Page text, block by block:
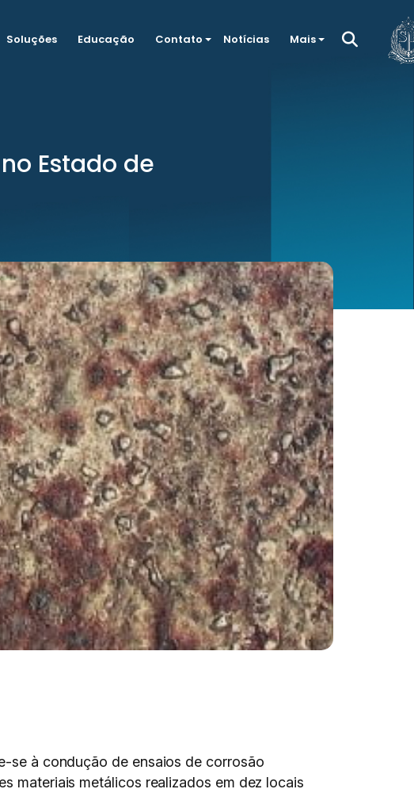
Soluções Educação Contato Notícias Mais
Estado de
se à condução de ensaios de corrosão
materiais metálicos realizados em dez locais